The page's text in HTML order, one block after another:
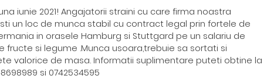
iunie 2021! Angajatorii straini cu care firma noastra
un loc de munca stabil cu contract legal prin fortele de
in orasele Hamburg si Stuttgard pe un salariu de
fructe si legume .Munca usoara,trebuie sa sortati si
valorice de masa. Informatii suplimentare puteti obtine la
si 0742534595